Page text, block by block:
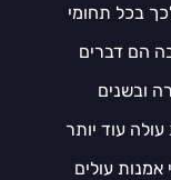
בכל תחומי
הם דברים
ובשנים
עוד יותר
עולים